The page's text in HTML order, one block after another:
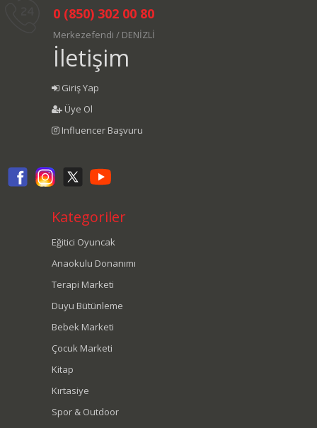
0 (850) 302 00 80
Merkezefendi / DENİZLİ
İletişim
Giriş Yap
Üye Ol
Influencer Başvuru
Kategoriler
Eğitici Oyuncak
Anaokulu Donanımı
Terapi Marketi
Duyu Bütünleme
Bebek Marketi
Çocuk Marketi
Kitap
Kırtasiye
Spor & Outdoor